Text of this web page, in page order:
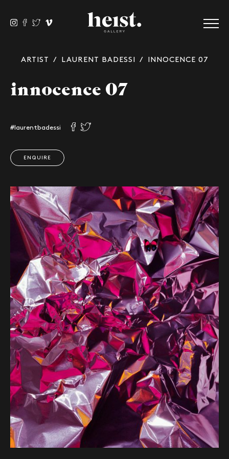
ARTIST / LAURENT BADESSI / INNOCENCE 07
innocence 07
#laurentbadessi
ENQUIRE